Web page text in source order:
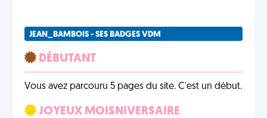
JEAN_BAMBOIS - SES BADGES VDM
DÉBUTANT
Vous avez parcouru 5 pages du site. C'est un début.
JOYEUX MOISNIVERSAIRE